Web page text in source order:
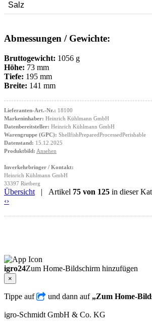
Salz
Abmessungen / Gewichte:
Bruttogewicht: 1056 g
Höhe: 73 mm
Tiefe: 195 mm
Breite: 141 mm
Lieferanten-Art.-Nr.: 18100
Markeninhaber: Heinrich Kühlmann GmbH
Datenbereitsteller: Heinrich Kühlmann GmbH
Warengruppe (GPC): ShellfishPreparedProcessedPerishable
Datenstand: 15.12.2025
Produktbild: Ansehen
Inverkehrbringer / Kontakt:
Heinrich Kühlmann GmbH
33397 Rietberg
Übersicht | Artikel 75 von 125 in dieser
‹›
igro24Zum Home-Bildschirm hinzufügen
×
Tippe auf und dann auf „Zum Home-
igro-Schmidt GmbH & Co. KG